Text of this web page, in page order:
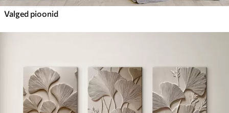
Valged pioonid